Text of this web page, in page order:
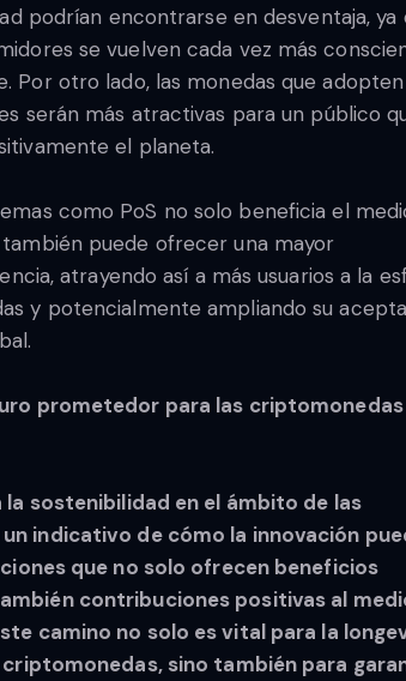
podrían encontrarse en desventaja, ya
se vuelven cada vez más
Por otro lado, las monedas que adopten
serán más atractivas para un público
el planeta.
como PoS no solo beneficia el
puede ofrecer una mayor
atrayendo así a más usuarios a la
y potencialmente ampliando su
prometedor para las criptomonedas
la sostenibilidad en el ámbito de las
indicativo de cómo la innovación
que no solo ofrecen beneficios
contribuciones positivas al
camino no solo es vital para la
criptomonedas, sino también para